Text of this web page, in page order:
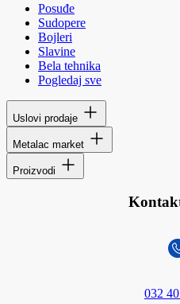
Posuđe
Sudopere
Bojleri
Slavine
Bela tehnika
Pogledaj sve
Uslovi prodaje
Metalac market
Proizvodi
032